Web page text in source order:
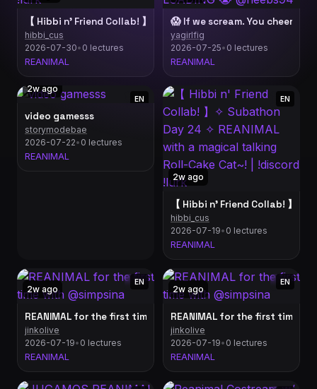
【 Hibbi n' Friend Collab! 】✧ pt. 2 ✧ REANIMAL with
hibbi_cus
2026-07-30• 0 lectures
REANIMAL
yagirlfig
2026-07-25• 0 lectures
REANIMAL
2w ago
EN
video gamesss
storymodebae
2026-07-22• 0 lectures
REANIMAL
2w ago
EN
【 Hibbi n' Friend Collab! 】✧
hibbi_cus
2026-07-19• 0 lectures
REANIMAL
2w ago
EN
REANIMAL for the first time with @simpsina
jinkolive
2026-07-19• 0 lectures
REANIMAL
2w ago
EN
REANIMAL for the first time
jinkolive
2026-07-19• 0 lectures
REANIMAL